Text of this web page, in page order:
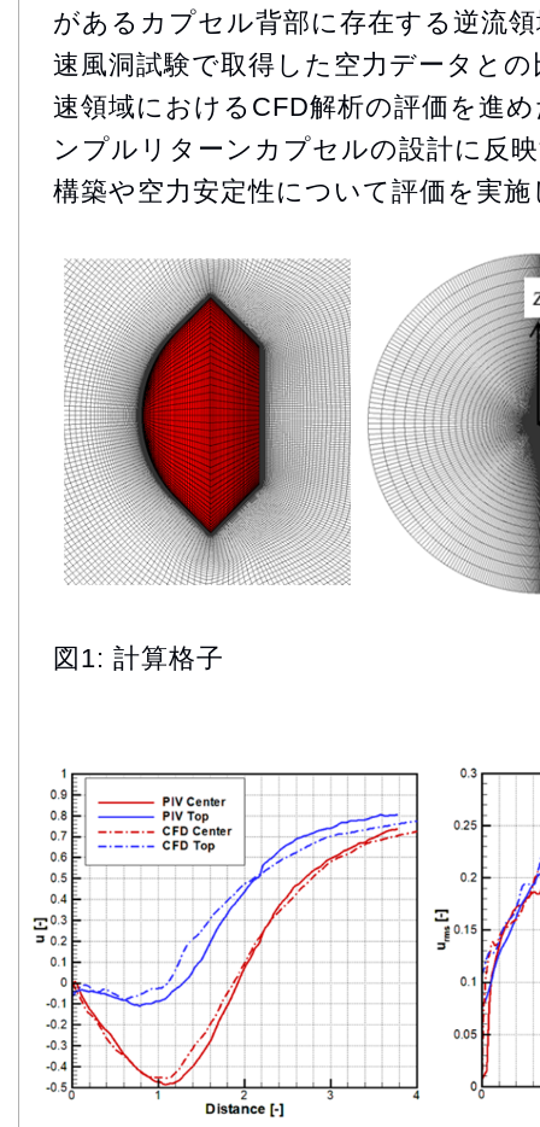
があるカプセル背部に存在する逆流
速風洞試験で取得した空力データと
速領域におけるCFD解析の評価を進
ンプルリターンカプセルの設計に反
構築や空力安定性について評価を実
図1: 計算格子